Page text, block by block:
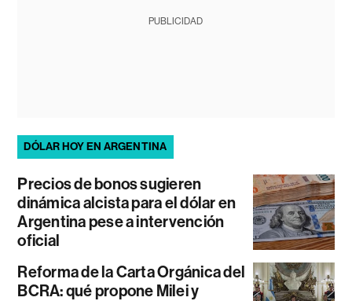
PUBLICIDAD
DÓLAR HOY EN ARGENTINA
Precios de bonos sugieren
dinámica alcista para el dólar en
Argentina pese a intervención
oficial
Reforma de la Carta Orgánica del
BCRA: qué propone Milei y